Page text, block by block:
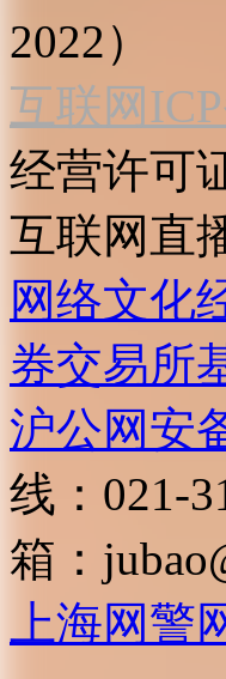
2022）
互联网
经营许可
互联网直
网络文化
券交易所
沪公网安
线：021-
箱：
上海网警